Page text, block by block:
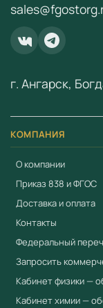
свяжитесь с
ООО «Учебный
ИНН 3801158281.
КОМПАНИЯ
О компании
Приказ 838 и ФГОС
Доставка и оплата
Контакты
Федеральный
Запросить
Кабинет физики —
Кабинет химии —
г. Ангарск,